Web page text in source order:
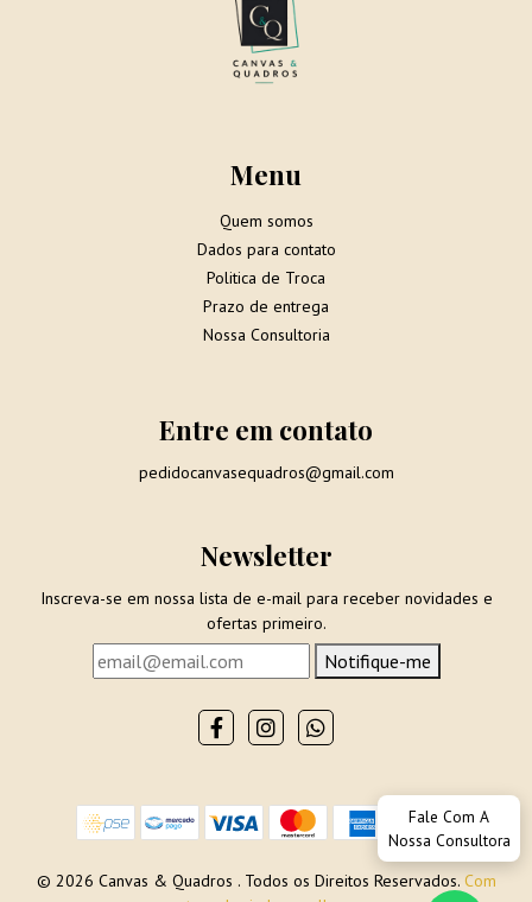
Menu
Quem somos
Dados para contato
Politica de Troca
Prazo de entrega
Nossa Consultoria
Entre em contato
pedidocanvasequadros@gmail.com
Newsletter
Inscreva-se em nossa lista de e-mail para receber novidades e
ofertas primeiro.
Notifique-me
© 2026 Canvas & Quadros . Todos os Direitos Reservados. Com
Fale Com A
Nossa Consultora